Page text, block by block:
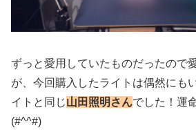
ずっと愛用していたものだったので
が、今回購入したライトは偶然にも
イトと同じ山田照明さんでした！運
(#^^#)